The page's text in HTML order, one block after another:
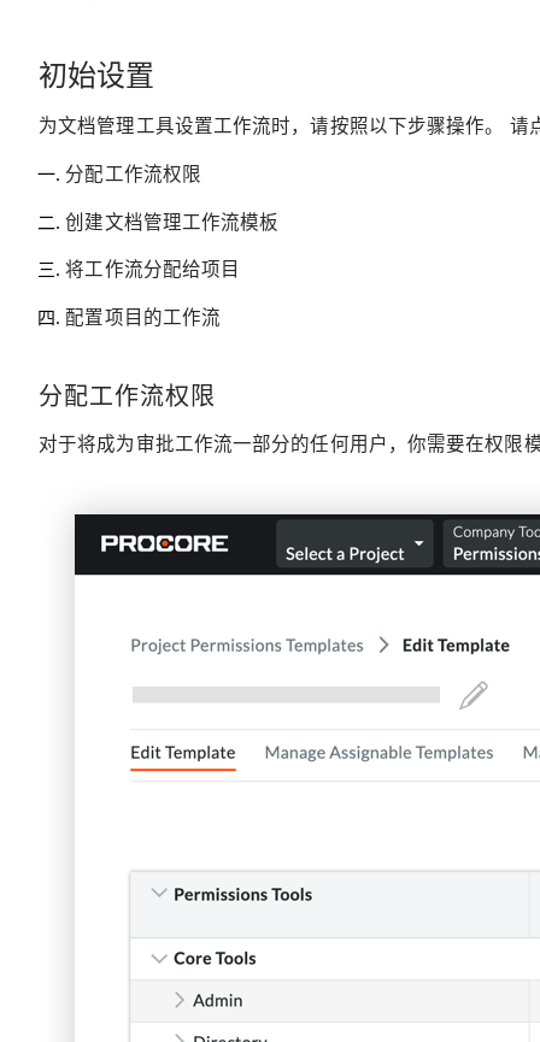
初始设置
为文档管理工具设置工作流时，请按照以下步骤操作。 请
分配工作流权限
创建文档管理工作流模板
将工作流分配给项目
配置项目的工作流
分配工作流权限
对于将成为审批工作流一部分的任何用户，你需要在权限